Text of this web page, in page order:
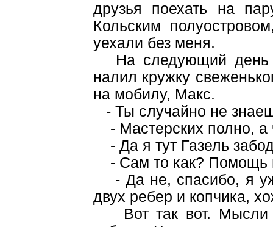
друзья поехать на
Кольским
уехали без меня.
На следующий день
налил кружку
на мобилу, Макс.
- Ты случайно не
- Мастерских полно, а
- Да я тут Газель
- Сам то как? Помощь
- Да не, спасибо, я
двух ребер и копчика,
Вот так вот. Мысли